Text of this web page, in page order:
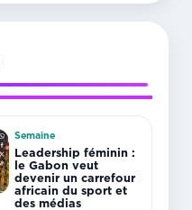
Semaine
Leadership féminin :
le Gabon veut
devenir un carrefour
africain du sport et
des médias